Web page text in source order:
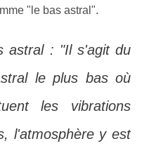
"le bas astral".
astral : "Il s'agit du
le plus bas où
les vibrations
l'atmosphère y est